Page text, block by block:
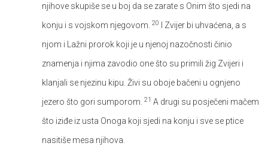
njihove skupiše se u boj da se zarate s Onim što sjedi na
konju i s vojskom njegovom. 20
I Zvijer bi uhvaćena, a s
njom i Lažni prorok koji je u njenoj nazočnosti činio
znamenja i njima zavodio one što su primili žig Zvijeri i
klanjali se njezinu kipu. Živi su oboje bačeni u ognjeno
jezero što gori sumporom. 21 A drugi su posječeni mačem
što iziđe iz usta Onoga koji sjedi na konju i sve se ptice
nasitiše mesa njihova.